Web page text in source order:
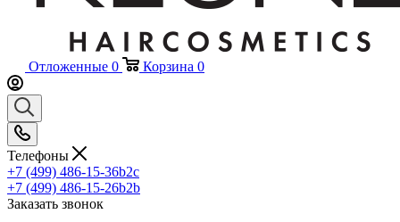
Отложенные 0 Корзина 0
Телефоны
+7 (499) 486-15-36b2c
+7 (499) 486-15-26b2b
Заказать звонок